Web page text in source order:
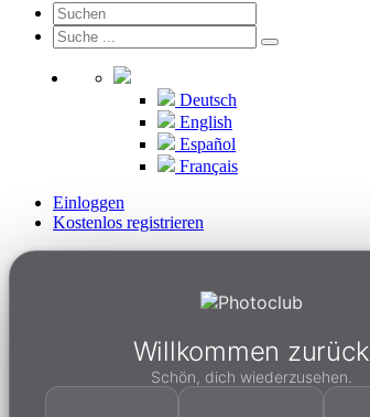
Deutsch
English
Español
Français
Einloggen
Kostenlos registrieren
Willkommen zurück
Schön, dich wiederzusehen.